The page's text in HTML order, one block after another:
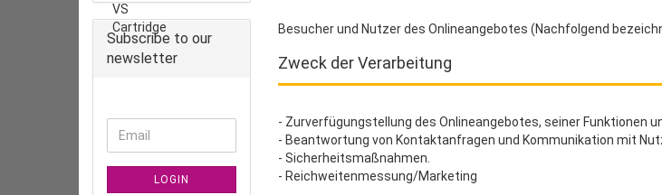
Besucher und Nutzer des Onlineangebotes (Nachfolgend
Zweck der Verarbeitung
- Zurverfügungstellung des Onlineangebotes, seiner Funktionen
- Beantwortung von Kontaktanfragen und Kommunikation mit
- Sicherheitsmaßnahmen.
- Reichweitenmessung/Marketing
Subscribe to our
newsletter
TO
SUBSCRIPTION
Email
LOGIN